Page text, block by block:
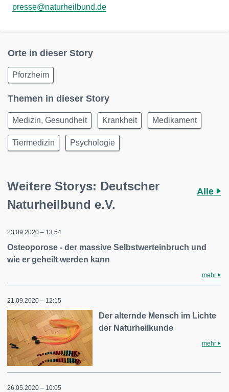
presse@naturheilbund.de
Orte in dieser Story
Pforzheim
Themen in dieser Story
Medizin, Gesundheit Krankheit Medikament
Tiermedizin Psychologie
Weitere Storys: Deutscher
Naturheilbund e.V.
Alle
23.09.2020 – 13:54
Osteoporose - der massive Selbstwerteinbruch und
wie er geheilt werden kann
mehr
21.09.2020 – 12:15
Der alternde Mensch im Lichte
der Naturheilkunde
mehr
26.05.2020 – 10:05